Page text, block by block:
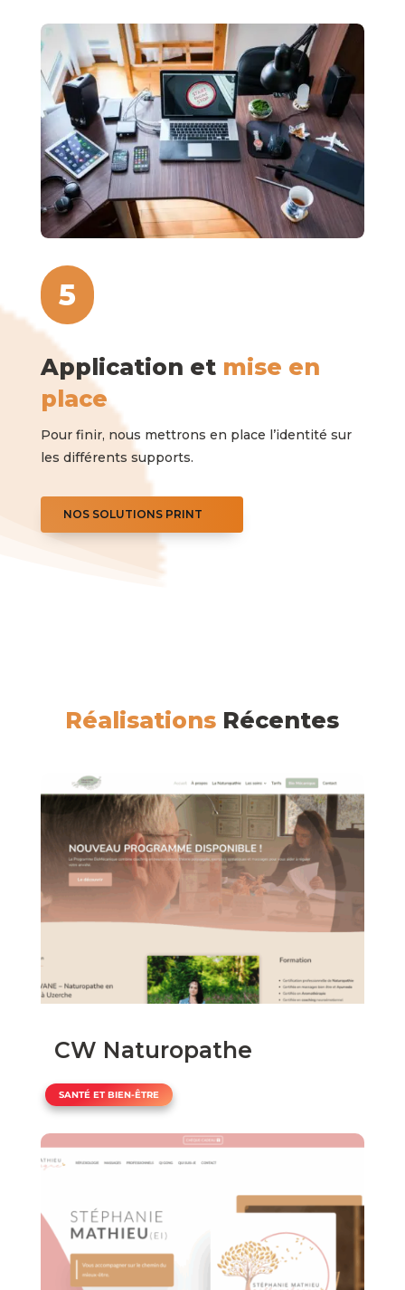
5
Application et mise en
place
Pour finir, nous mettrons en place l’identité sur
les différents supports.
NOS SOLUTIONS PRINT
Réalisations Récentes
CW Naturopathe
SANTÉ ET BIEN-ÊTRE